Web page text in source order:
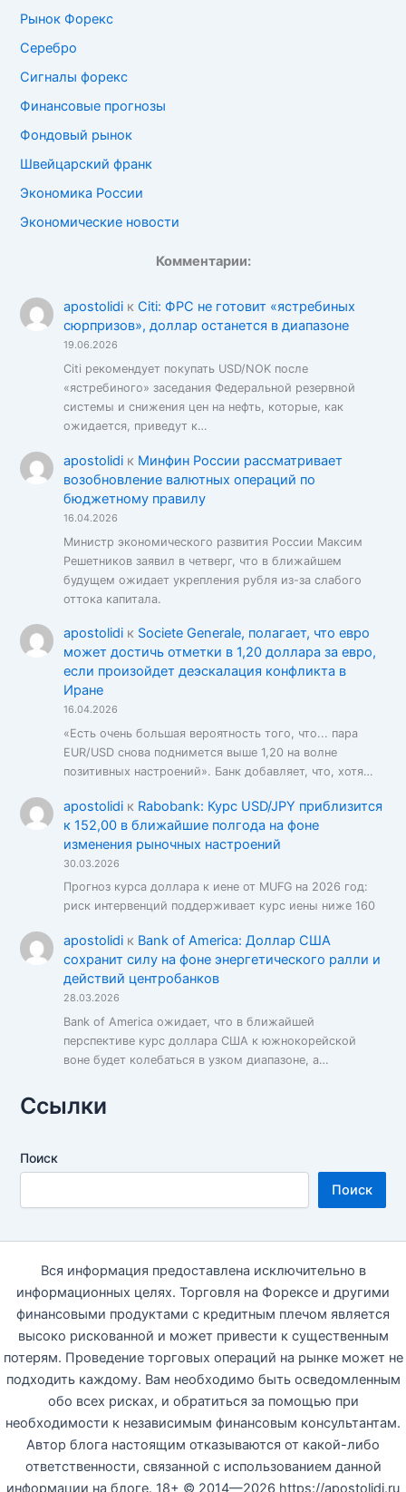
Рынок Форекс
Серебро
Сигналы форекс
Финансовые прогнозы
Фондовый рынок
Швейцарский франк
Экономика России
Экономические новости
Комментарии:
apostolidiк Citi: ФРС не готовит «ястребиных
сюрпризов», доллар останется в диапазоне
19.06.2026
Citi рекомендует покупать USD/NOK после
«ястребиного» заседания Федеральной резервной
системы и снижения цен на нефть, которые, как
ожидается, приведут к…
apostolidiк Минфин России рассматривает
возобновление валютных операций по
бюджетному правилу
16.04.2026
Министр экономического развития России Максим
Решетников заявил в четверг, что в ближайшем
будущем ожидает укрепления рубля из-за слабого
оттока капитала.
apostolidiк Societe Generale, полагает, что евро
может достичь отметки в 1,20 доллара за евро,
если произойдет деэскалация конфликта в
Иране
16.04.2026
«Есть очень большая вероятность того, что... пара
EUR/USD снова поднимется выше 1,20 на волне
позитивных настроений». Банк добавляет, что, хотя…
apostolidiк Rabobank: Курс USD/JPY приблизится
к 152,00 в ближайшие полгода на фоне
изменения рыночных настроений
30.03.2026
Прогноз курса доллара к иене от MUFG на 2026 год:
риск интервенций поддерживает курс иены ниже 160
apostolidiк Bank of America: Доллар США
сохранит силу на фоне энергетического ралли и
действий центробанков
28.03.2026
Bank of America ожидает, что в ближайшей
перспективе курс доллара США к южнокорейской
воне будет колебаться в узком диапазоне, а…
Ссылки
Поиск
Поиск
Вся информация предоставлена исключительно в
информационных целях. Торговля на Форексе и другими
финансовыми продуктами с кредитным плечом является
высоко рискованной и может привести к существенным
потерям. Проведение торговых операций на рынке может не
подходить каждому. Вам необходимо быть осведомленным
обо всех рисках, и обратиться за помощью при
необходимости к независимым финансовым консультантам.
Автор блога настоящим отказываются от какой-либо
ответственности, связанной с использованием данной
информации на блоге. 18+ © 2014—2026 https://apostolidi.ru